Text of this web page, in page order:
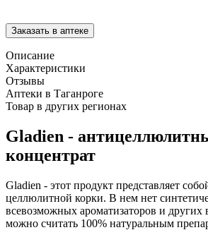
Описание
Характеристики
Отзывы
Аптеки в Таганроге
Товар в других регионах
Gladien -
концентрат
Gladien - этот продукт представляет
целлюлитной корки. В нем нет
всевозможных ароматизаторов и других
можно считать 100% натуральным